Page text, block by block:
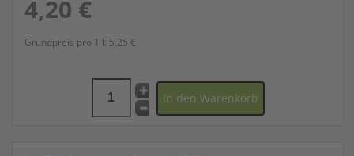
4,20 €
Grundpreis pro 1 l: 5,25 €